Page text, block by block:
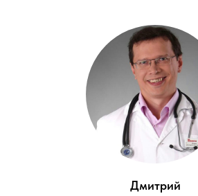
Дмитрий